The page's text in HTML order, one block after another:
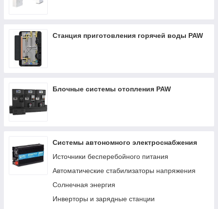
Станция приготовления горячей воды PAW
Блочные системы отопления PAW
Системы автономного электроснабжения
Источники бесперебойного питания
Автоматические стабилизаторы напряжения
Солнечная энергия
Инверторы и зарядные станции